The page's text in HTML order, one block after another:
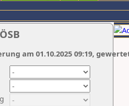
am 01.10.2025 09:19,